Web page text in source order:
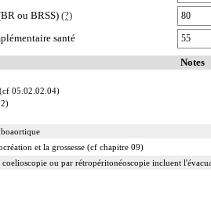
ou BRSS) (?)
santé
Notes
05.02.02.04)
et la grossesse (cf chapitre 09)
ou par rétropéritonéoscopie incluent
direct incluent l'évacuation de collection